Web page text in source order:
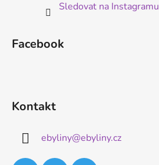
Sledovat na Instagramu
Facebook
Kontakt
ebyliny@ebyliny.cz